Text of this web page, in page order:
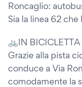
Roncaglio:
Sia la linea 62
🚲IN BICICLETTA
Grazie alla pista
conduce a Via
comodamente la